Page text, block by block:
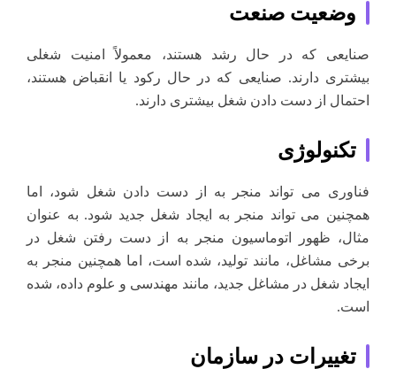
وضعیت صنعت
صنایعی که در حال رشد هستند، معمولاً امنیت شغلی
بیشتری دارند. صنایعی که در حال رکود یا انقباض هستند،
احتمال از دست دادن شغل بیشتری دارند.
تکنولوژی
فناوری می تواند منجر به از دست دادن شغل شود، اما
همچنین می تواند منجر به ایجاد شغل جدید شود. به عنوان
مثال، ظهور اتوماسیون منجر به از دست رفتن شغل در
برخی مشاغل، مانند تولید، شده است، اما همچنین منجر به
ایجاد شغل در مشاغل جدید، مانند مهندسی و علوم داده، شده
است.
تغییرات در سازمان